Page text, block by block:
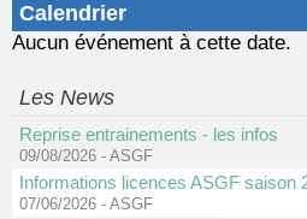
Calendrier
Aucun événement à cette date.
Les News
Reprise entrainements - les infos
09/08/2026 - ASGF
Informations licences ASGF saison
07/06/2026 - ASGF